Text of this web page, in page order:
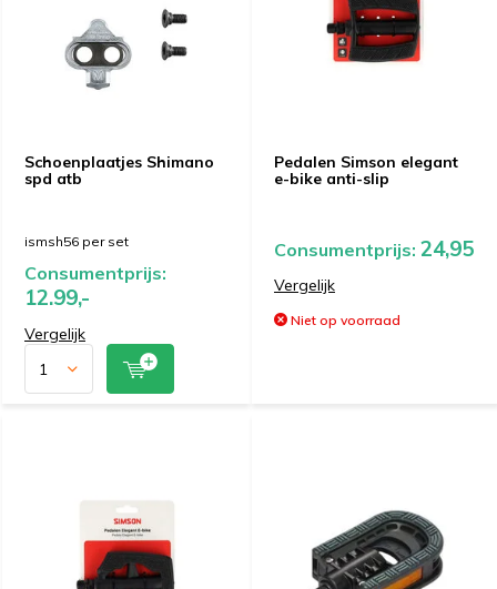
Schoenplaatjes Shimano
spd atb
ismsh56 per set
Consumentprijs:
12.99,-
Vergelijk
Pedalen Simson elegant
e-bike anti-slip
Consumentprijs: 24,95
Vergelijk
Niet op voorraad